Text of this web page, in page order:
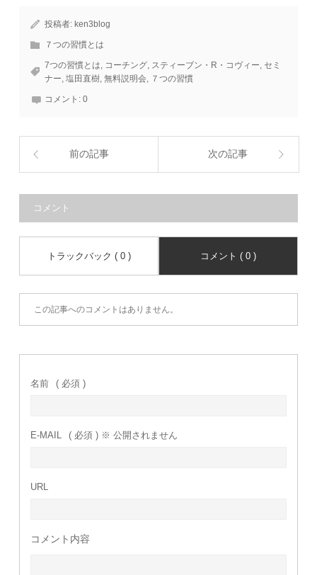
投稿者: ken3blog
７つの習慣とは
7つの習慣とは, コーチング, スティーブン・R・コヴィー, セミ
ナー,塩田直樹,無料説明会, ７つの習慣
コメント:0
前の記事 次の記事
コメント
トラックバック ( 0 ) コメント ( 0 )
この記事へのコメントはありません。
名前 ( 必須 )
E-MAIL ( 必須 ) ※ 公開されません
URL
コメント内容